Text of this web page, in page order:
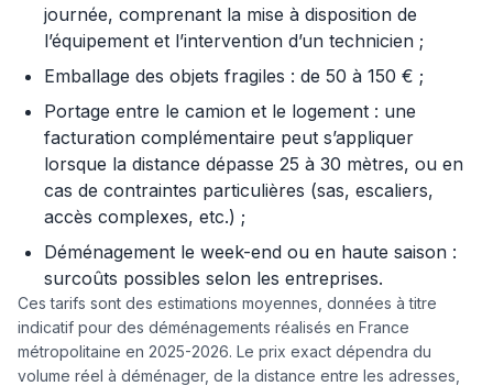
journée, comprenant la mise à disposition de
l’équipement et l’intervention d’un technicien ;
Emballage des objets fragiles : de 50 à 150 € ;
Portage entre le camion et le logement : une
facturation complémentaire peut s’appliquer
lorsque la distance dépasse 25 à 30 mètres, ou en
cas de contraintes particulières (sas, escaliers,
accès complexes, etc.) ;
Déménagement le week-end ou en haute saison :
surcoûts possibles selon les entreprises.
Ces tarifs sont des estimations moyennes, données à titre
indicatif pour des déménagements réalisés en France
métropolitaine en 2025-2026. Le prix exact dépendra du
volume réel à déménager, de la distance entre les adresses,